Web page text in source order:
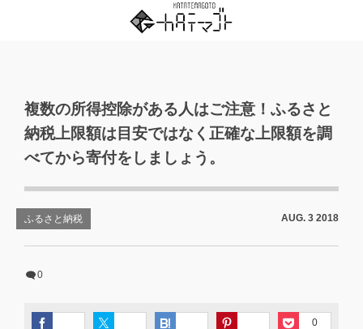
複数の所得控除がある人はご注意！ふるさと
納税上限額は目安ではなく正確な上限額を調
べてから寄付をしましょう。
ふるさと納税 AUG. 3 2018
0
0